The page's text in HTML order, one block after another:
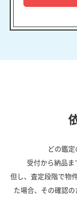
どの鑑定
受付から納品ま
但し、査定段階で物
た場合、その確認